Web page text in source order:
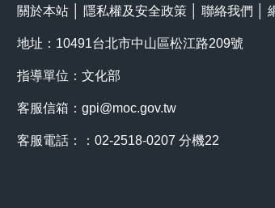
關於本站 隱私權及安全政策 聯絡我們
地址：10491台北市中山區松江路209號
指導單位：文化部
客服信箱： gpi@moc.gov.tw
客服電話：：02-2518-0207 分機22